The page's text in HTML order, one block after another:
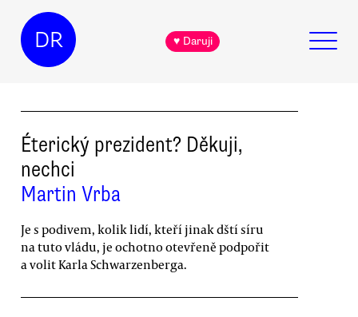
DR ♥ Daruji
Éterický prezident? Děkuji,
nechci
Martin Vrba
Je s podivem, kolik lidí, kteří jinak dští síru
na tuto vládu, je ochotno otevřeně podpořit
a volit Karla Schwarzenberga.